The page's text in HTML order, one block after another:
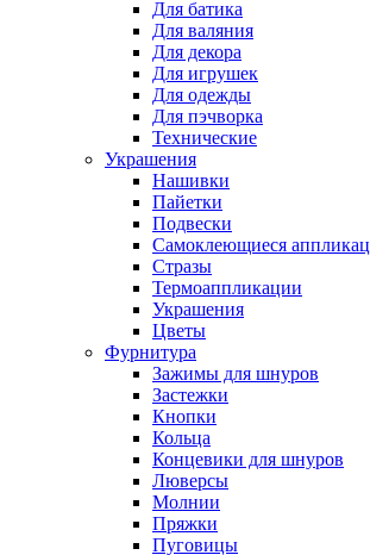
Для батика
Для валяния
Для декора
Для игрушек
Для одежды
Для пэчворка
Технические
Украшения
Нашивки
Пайетки
Подвески
Самоклеющиеся
Стразы
Термоаппликации
Украшения
Цветы
Фурнитура
Зажимы для шнуров
Застежки
Кнопки
Кольца
Концевики для шнуров
Люверсы
Молнии
Пряжки
Пуговицы